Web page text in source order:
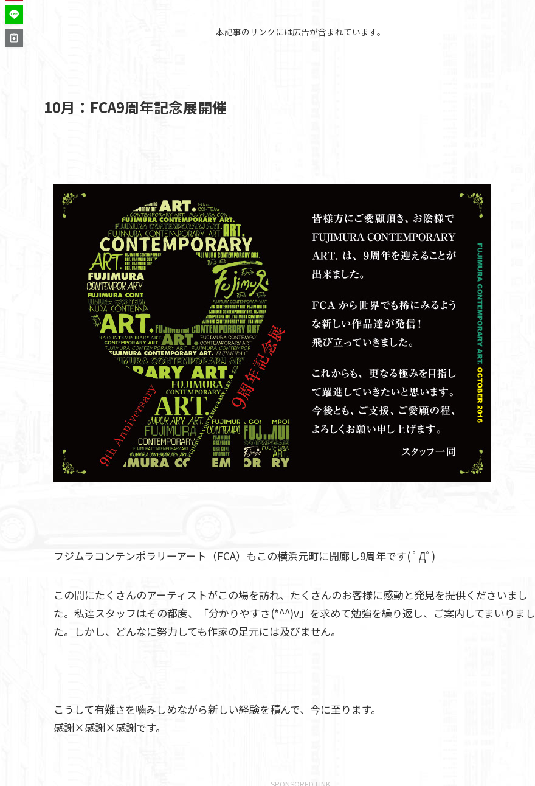
本記事のリンクには広告が含まれています。
10月：FCA9周年記念展開催
フジムラコンテンポラリーアート（FCA）もこの横浜元町に開廊し9周年です( ﾟДﾟ)
この間にたくさんのアーティストがこの場を訪れ、たくさんのお客様に感動と発見を提供くださいまし
た。私達スタッフはその都度、「分かりやすさ(*^^)v」を求めて勉強を繰り返し、ご案内してまいりまし
た。しかし、どんなに努力しても作家の足元には及びません。
こうして有難さを嚙みしめながら新しい経験を積んで、今に至ります。
感謝×感謝×感謝です。